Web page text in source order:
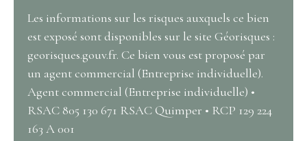
Les informations sur les risques auxquels ce bien
est exposé sont disponibles sur le site Géorisques :
georisques.gouv.fr. Ce bien vous est proposé par
un agent commercial (Entreprise individuelle).
Agent commercial (Entreprise individuelle) •
RSAC 805 130 671 RSAC Quimper • RCP 129 224
163 A 001